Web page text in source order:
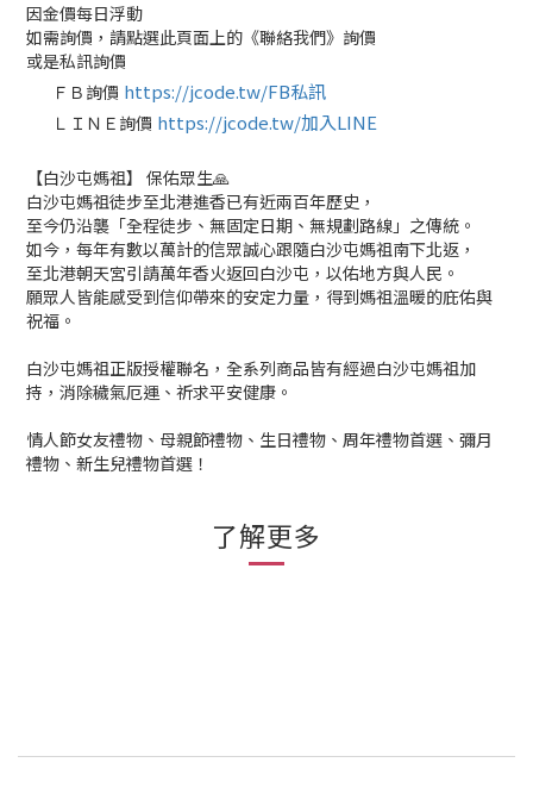
因金價每日浮動
如需詢價，請點選此頁面上的《聯絡我們》詢價
或是私訊詢價
ＦＢ詢價 https://jcode.tw/FB私訊
ＬＩＮＥ詢價 https://jcode.tw/加入LINE
【白沙屯媽祖】 保佑眾生🙏
白沙屯媽祖徒步至北港進香已有近兩百年歷史，
至今仍沿襲「全程徒步、無固定日期、無規劃路線」之傳統。
如今，每年有數以萬計的信眾誠心跟隨白沙屯媽祖南下北返，
至北港朝天宮引請萬年香火返回白沙屯，以佑地方與人民。
願眾人皆能感受到信仰帶來的安定力量，得到媽祖溫暖的庇佑與
祝福。
白沙屯媽祖正版授權聯名，全系列商品皆有經過白沙屯媽祖加
持，消除穢氣厄運、祈求平安健康。
情人節女友禮物、母親節禮物、生日禮物、周年禮物首選、彌月
禮物、新生兒禮物首選！
了解更多